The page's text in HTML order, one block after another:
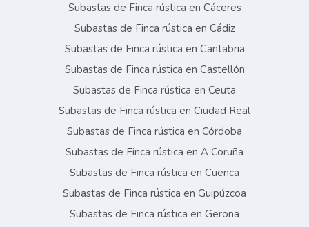
Subastas de Finca rústica en Cáceres
Subastas de Finca rústica en Cádiz
Subastas de Finca rústica en Cantabria
Subastas de Finca rústica en Castellón
Subastas de Finca rústica en Ceuta
Subastas de Finca rústica en Ciudad Real
Subastas de Finca rústica en Córdoba
Subastas de Finca rústica en A Coruña
Subastas de Finca rústica en Cuenca
Subastas de Finca rústica en Guipúzcoa
Subastas de Finca rústica en Gerona